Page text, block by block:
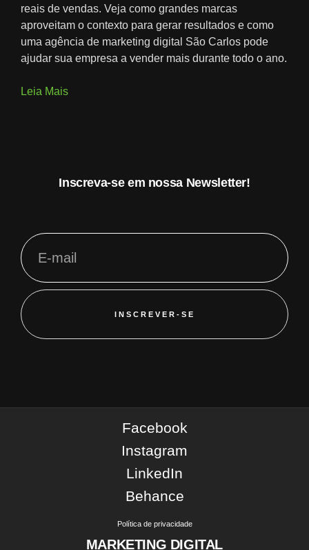
reais de vendas. Veja como grandes marcas
aproveitam o contexto para gerar resultados e como
uma agência de marketing digital São Carlos pode
ajudar sua empresa a vender mais durante todo o ano.
Leia Mais
Inscreva-se em nossa Newsletter!
INSCREVER-SE
MARKETING DIGITAL
Facebook
Instagram
LinkedIn
Behance
Política de privacidade